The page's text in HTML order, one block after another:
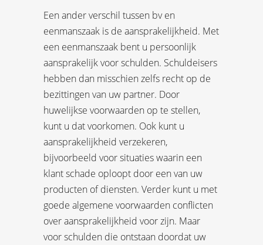
Een ander verschil tussen bv en
eenmanszaak is de aansprakelijkheid. Met
een eenmanszaak bent u persoonlijk
aansprakelijk voor schulden. Schuldeisers
hebben dan misschien zelfs recht op de
bezittingen van uw partner. Door
huwelijkse voorwaarden op te stellen,
kunt u dat voorkomen. Ook kunt u
aansprakelijkheid verzekeren,
bijvoorbeeld voor situaties waarin een
klant schade oploopt door een van uw
producten of diensten. Verder kunt u met
goede algemene voorwaarden conflicten
over aansprakelijkheid voor zijn. Maar
voor schulden die ontstaan doordat uw